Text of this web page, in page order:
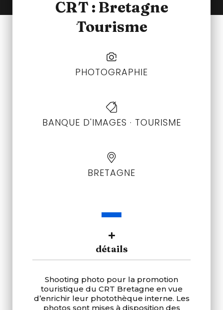
CRT : Bretagne
Tourisme
PHOTOGRAPHIE
BANQUE D'IMAGES · TOURISME
BRETAGNE
détails
Shooting photo pour la promotion
touristique du CRT Bretagne en vue
d’enrichir leur photothèque interne. Les
photos sont mises à disposition des